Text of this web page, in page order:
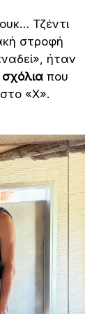
Τζέντι
στροφή
ήταν
σχόλια που
«Χ».